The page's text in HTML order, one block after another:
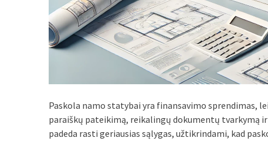
Paskola namo statybai yra finansavimo sprendimas,
paraiškų pateikimą, reikalingų dokumentų tvarkymą
padeda rasti geriausias sąlygas, užtikrindami, kad